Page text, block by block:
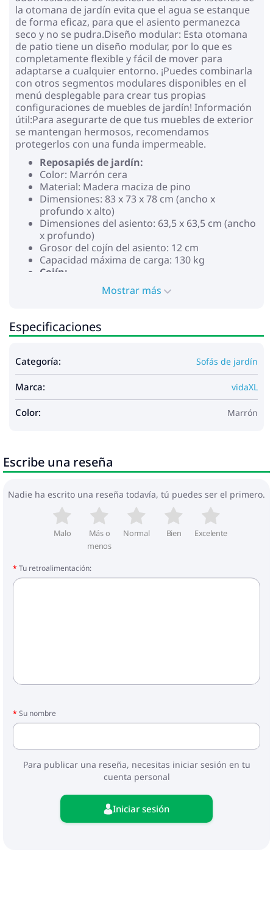
la otomana de jardín evita que el agua se estanque
de forma eficaz, para que el asiento permanezca
seco y no se pudra.Diseño modular: Esta otomana
de patio tiene un diseño modular, por lo que es
completamente flexible y fácil de mover para
adaptarse a cualquier entorno. ¡Puedes combinarla
con otros segmentos modulares disponibles en el
menú desplegable para crear tus propias
configuraciones de muebles de jardín! Información
útil:Para asegurarte de que tus muebles de exterior
se mantengan hermosos, recomendamos
protegerlos con una funda impermeable.
Reposapiés de jardín:
Color: Marrón cera
Material: Madera maciza de pino
Dimensiones: 83 x 73 x 78 cm (ancho x
profundo x alto)
Dimensiones del asiento: 63,5 x 63,5 cm (ancho
x profundo)
Grosor del cojín del asiento: 12 cm
Capacidad máxima de carga: 130 kg
Cojín:
Color: Blanco crema
Dimensiones del cojín de asiento: 60 x 60 x 12
Material de la cubierta: Poliéster
Material de relleno: Poliéster
La entrega contiene:
1 x Reposapiés de jardín
1 x Cojín de asiento
Máximo 110 kg por asiento.
Mostrar más
Especificaciones
Categoría: Sofás de jardín
Marca: vidaXL
Color: Marrón
Escribe una reseña
Nadie ha escrito una reseña todavía, tú puedes ser el primero.
Malo
Más o
menos
Normal Bien Excelente
Tu retroalimentación:
Su nombre
Para publicar una reseña, necesitas iniciar sesión en tu
cuenta personal
Iniciar sesión